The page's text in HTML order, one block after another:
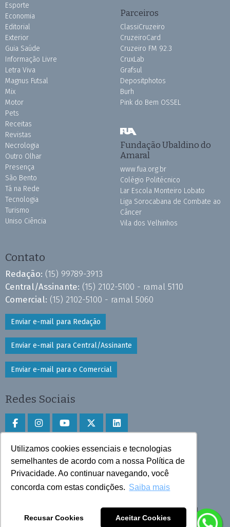
Utilizamos cookies essenciais e tecnologias
semelhantes de acordo com a nossa Política de
Privacidade. Ao continuar navegando, você
concorda com estas condições. Saiba mais
Recusar Cookies Aceitar Cookies
Esporte
Economia
Editorial
Exterior
Guia Saúde
Informação Livre
Letra Viva
Magnus Futsal
Mix
Motor
Pets
Receitas
Revistas
Necrologia
Outro Olhar
Presença
São Bento
Tá na Rede
Tecnologia
Turismo
Uniso Ciência
Parceiros
ClassiCruzeiro
CruzeiroCard
Cruzeiro FM 92.3
CruxLab
Grafsul
Depositphotos
Burh
Pink do Bem OSSEL
Fundação Ubaldino do
Amaral
www.fua.org.br
Colégio Politécnico
Lar Escola Monteiro Lobato
Liga Sorocabana de Combate ao
Câncer
Vila dos Velhinhos
Contato
Redação: (15) 99789-3913
Central/Assinante: (15) 2102-5100 - ramal 5110
Comercial: (15) 2102-5100 - ramal 5060
Enviar e-mail para Redação
Enviar e-mail para Central/Assinante
Enviar e-mail para o Comercial
Redes Sociais
Faça download do aplicativo
Play Store e App Store
Todos os direitos reservados © 2025 Cruzeiro do Sul